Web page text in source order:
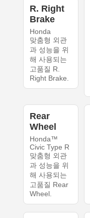
R. Right
Brake
Honda
맞춤형 외관
과 성능을 위
해 사용되는
고품질 R.
Right Brake.
Rear
Wheel
Honda™
Civic Type R
맞춤형 외관
과 성능을 위
해 사용되는
고품질 Rear
Wheel.